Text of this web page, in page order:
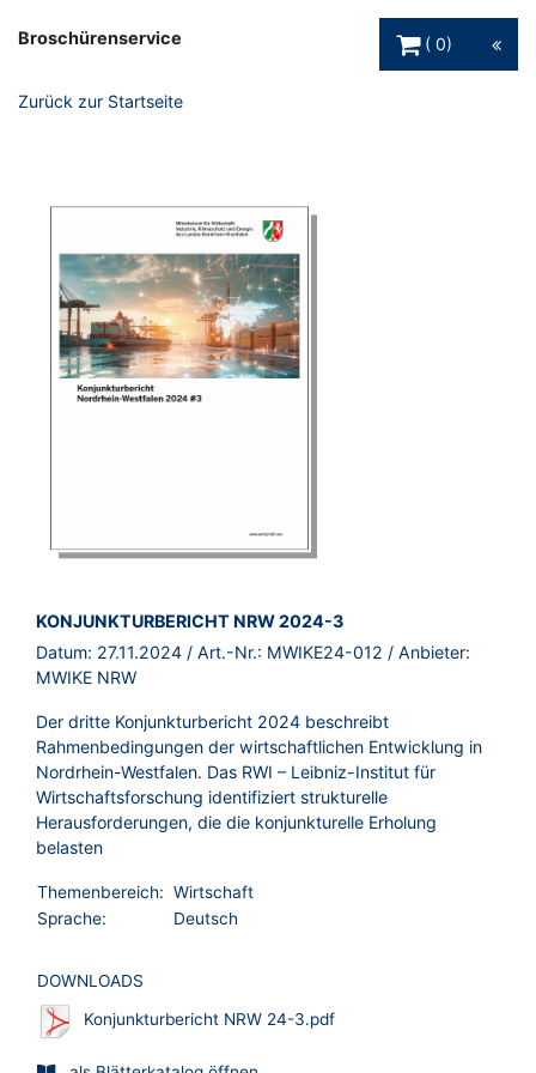
Broschürenservice
0
Zurück zur Startseite
BROSCHÜRE:
KONJUNKTURBERICHT NRW 2024-3
Datum: 27.11.2024 / Art.-Nr.: MWIKE24-012 / Anbieter:
MWIKE NRW
Der dritte Konjunkturbericht 2024 beschreibt
Rahmenbedingungen der wirtschaftlichen Entwicklung in
Nordrhein-Westfalen. Das RWI – Leibniz-Institut für
Wirtschaftsforschung identifiziert strukturelle
Herausforderungen, die die konjunkturelle Erholung
belasten
Themenbereich: Wirtschaft
Sprache:
Deutsch
DOWNLOADS
Konjunkturbericht NRW 24-3.pdf